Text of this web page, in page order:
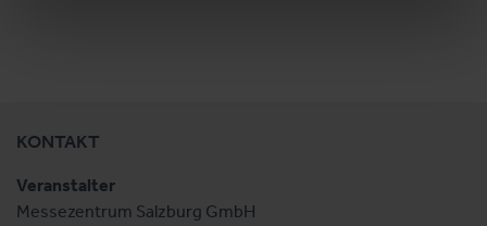
KONTAKT
Veranstalter
Messezentrum Salzburg GmbH